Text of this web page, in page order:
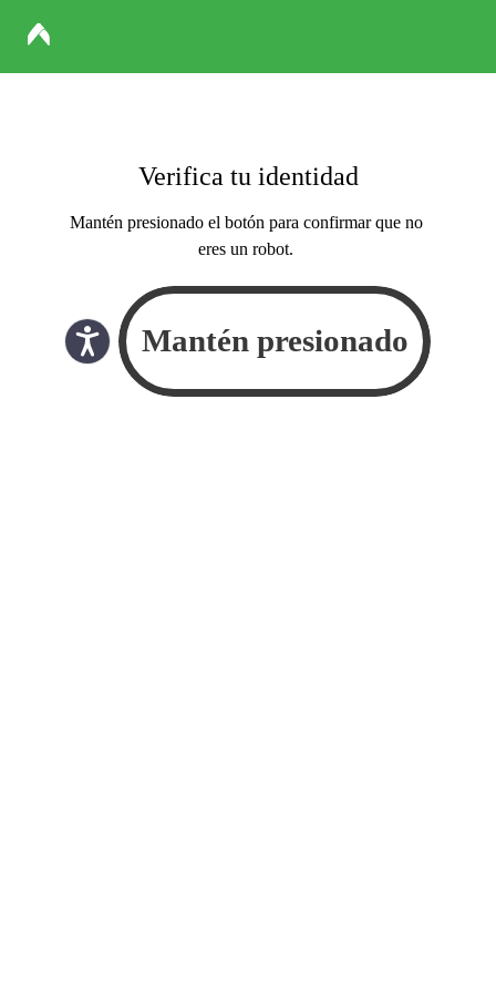
Verifica tu identidad
Mantén presionado el botón para confirmar que no
eres un robot.